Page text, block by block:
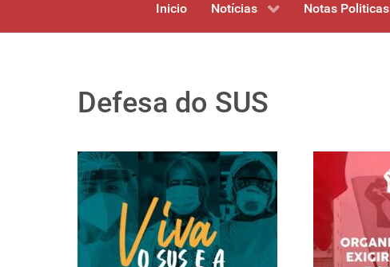
Inicio Notícias Notas Politicas
Defesa do SUS